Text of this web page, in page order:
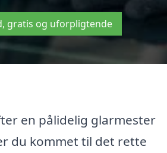
gratis og uforpligtende
en pålidelig glarmester
du kommet til det rette